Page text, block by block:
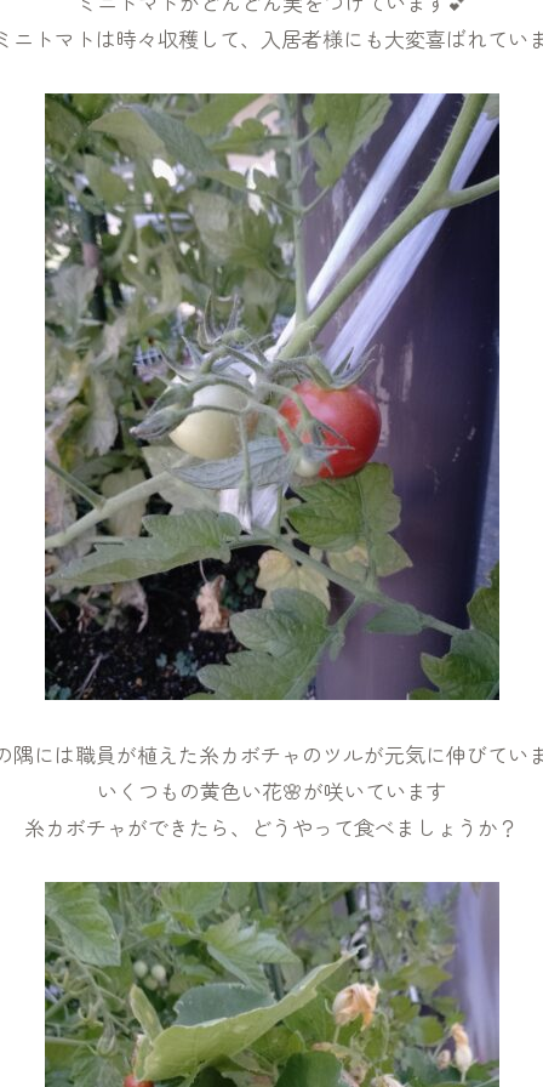
ニトマトは時々収穫して、入居者様にも大変喜ばれてい
隅には職員が植えた糸カボチャのツルが元気に伸びてい
いくつもの黄色い花🌸が咲いています
糸カボチャができたら、どうやって食べましょうか？